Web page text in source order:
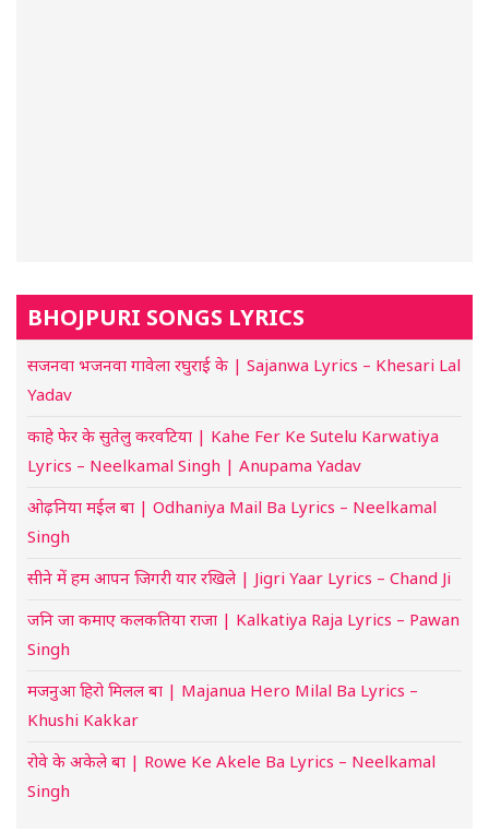
BHOJPURI SONGS LYRICS
सजनवा भजनवा गावेला रघुराई के | Sajanwa Lyrics – Khesari Lal
Yadav
काहे फेर के सुतेलु करवटिया | Kahe Fer Ke Sutelu Karwatiya
Lyrics – Neelkamal Singh | Anupama Yadav
ओढ़निया मईल बा | Odhaniya Mail Ba Lyrics – Neelkamal
Singh
सीने में हम आपन जिगरी यार रखिले | Jigri Yaar Lyrics – Chand Ji
जनि जा कमाए कलकतिया राजा | Kalkatiya Raja Lyrics – Pawan
Singh
मजनुआ हिरो मिलल बा | Majanua Hero Milal Ba Lyrics –
Khushi Kakkar
रोवे के अकेले बा | Rowe Ke Akele Ba Lyrics – Neelkamal
Singh